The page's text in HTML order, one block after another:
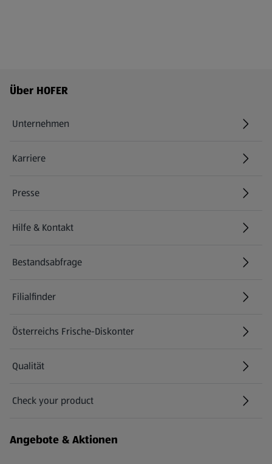
Fußzeilenmenü - weitere Links
Über HOFER
Unternehmen
Karriere
(öffnet in einem neuen Tab)
Presse
Hilfe & Kontakt
(öffnet in einem neuen Tab)
Bestandsabfrage
(öffnet in einem neuen Tab)
Filialfinder
Österreichs Frische-Diskonter
Qualität
Check your product
(öffnet in einem neuen Tab)
Angebote & Aktionen